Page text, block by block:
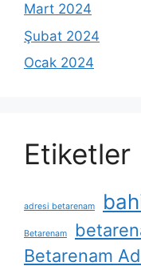
Mart 2024
Şubat 2024
Ocak 2024
Etiketler
adresi betarenam
Betarenam
Betarenam